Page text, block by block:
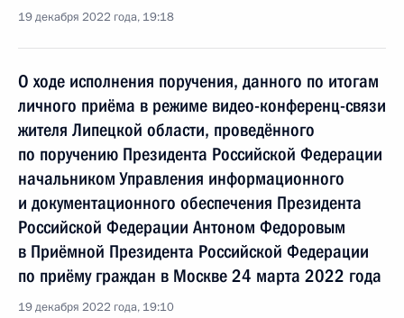
19 декабря 2022 года, 19:18
О ходе исполнения поручения, данного по итогам
личного приёма в режиме видео-конференц-связи
жителя Липецкой области, проведённого
по поручению Президента Российской Федерации
начальником Управления информационного
и документационного обеспечения Президента
Российской Федерации Антоном Федоровым
в Приёмной Президента Российской Федерации
по приёму граждан в Москве 24 марта 2022 года
19 декабря 2022 года, 19:10